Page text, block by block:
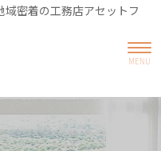
密着の工務店アセットフ